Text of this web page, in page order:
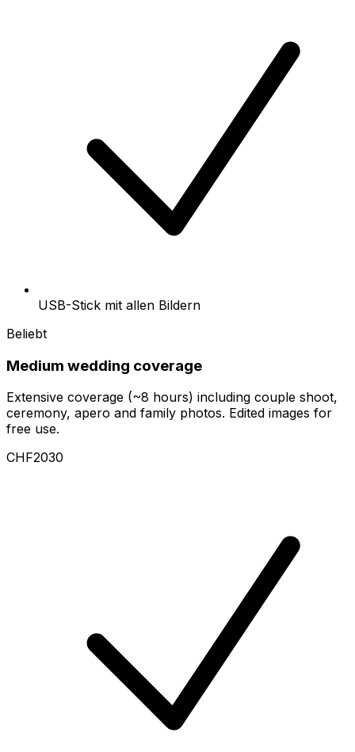
USB-Stick mit allen Bildern
Beliebt
Medium wedding coverage
Extensive coverage (~8 hours) including couple shoot,
ceremony, apero and family photos. Edited images for
free use.
CHF2030